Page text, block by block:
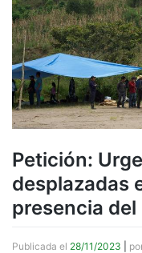
Petición:
desplazadas
presencia
Publicada el 28/11/2023